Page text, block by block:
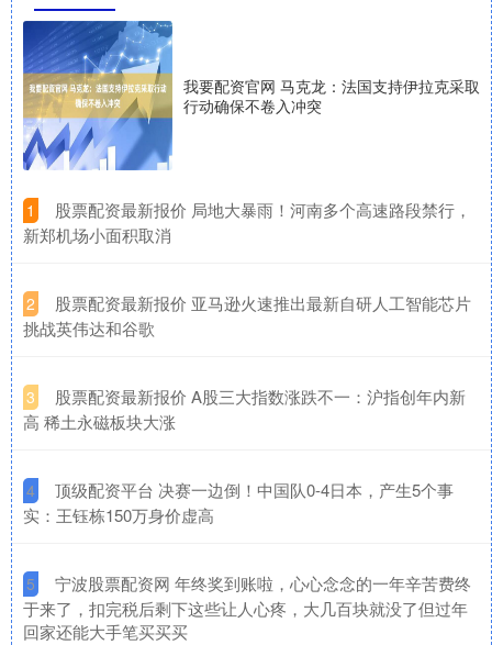
我要配资官网 马克龙：法国支持伊拉克采取
行动确保不卷入冲突
1
​股票配资最新报价 局地大暴雨！河南多个高速路段禁行，
新郑机场小面积取消
2
​股票配资最新报价 亚马逊火速推出最新自研人工智能芯片
挑战英伟达和谷歌
3
​股票配资最新报价 A股三大指数涨跌不一：沪指创年内新
高 稀土永磁板块大涨
4
​顶级配资平台 决赛一边倒！中国队0-4日本，产生5个事
实：王钰栋150万身价虚高
5
​宁波股票配资网 年终奖到账啦，心心念念的一年辛苦费终
于来了，扣完税后剩下这些让人心疼，大几百块就没了但过年
回家还能大手笔买买买